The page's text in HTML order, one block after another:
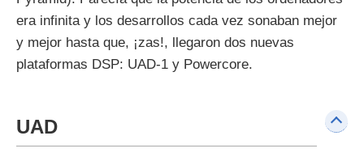
era infinita y los desarrollos cada vez sonaban mejor
y mejor hasta que, ¡zas!, llegaron dos nuevas
plataformas DSP: UAD-1 y Powercore.
UAD